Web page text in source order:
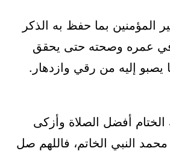
المؤمنين بما حفظ به الذكر
في عمره وصحته حتى يحقق
يصبو إليه من رقي وازدهار.
أفضل الصلاة وأزكى
النبي الخاتم، فاللهم صل